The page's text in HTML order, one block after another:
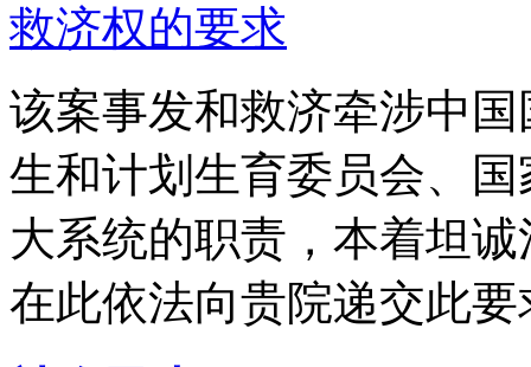
救济权的要求
该案事发和救济牵涉中
生和计划生育委员会、
大系统的职责，本着坦
在此依法向贵院递交此要